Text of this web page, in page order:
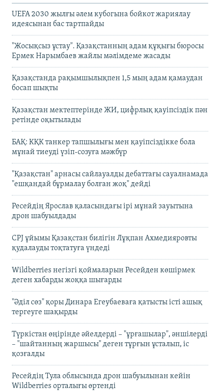
UEFA 2030 жылғы әлем кубогына бойкот жариялау
идеясынан бас тартпайды
"Жосықсыз ұстау". Қазақстанның адам құқығы бюросы
Ермек Нарымбаев жайлы мәлімдеме жасады
Қазақстанда рақымшылықпен 1,5 мың адам қамаудан
босап шықты
Қазақстан мектептерінде ЖИ, цифрлық қауіпсіздік пән
ретінде оқытылады
БАҚ: КҚК танкер тапшылығы мен қауіпсіздікке бола
мұнай тиеуді үзіп-созуға мәжбүр
"Қазақстан" арнасы сайлауалды дебаттағы сауалнамада
"ешқандай бұрмалау болған жоқ" дейді
Ресейдің Ярослав қаласындағы ірі мұнай зауытына
дрон шабуылдады
CPJ ұйымы Қазақстан билігін Лұқпан Ахмедияровты
қудалауды тоқтатуға үндеді
Wildberries негізгі қоймаларын Ресейден көшірмек
деген хабарды жоққа шығарды
"Әділ сөз" қоры Динара Егеубаеваға қатысты істі ашық
тергеуге шақырды
Түркістан өңірінде әйелдерді – "ұрғашылар", әншілерді
– "шайтанның жаршысы" деген тұрғын ұсталып, іс
қозғалды
Ресейдің Тула облысында дрон шабуылынан кейін
Wildberries орталығы өртенді